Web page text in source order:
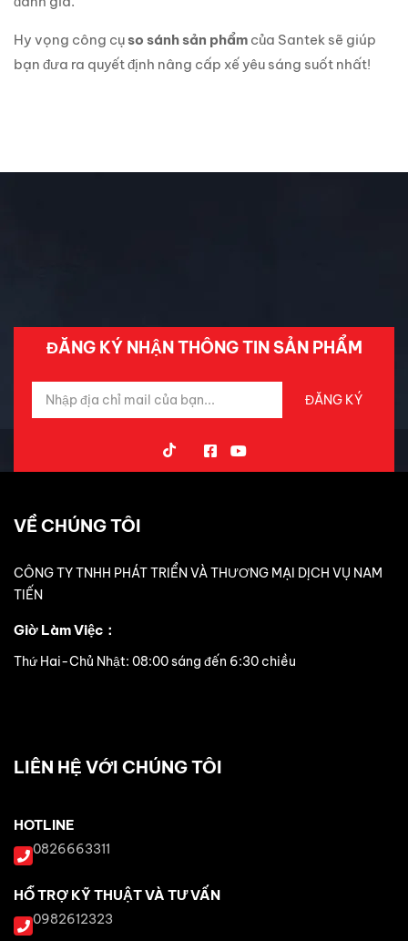
Hy vọng công cụso sánh sản phẩm của Santek sẽ giúp
bạn đưa ra quyết định nâng cấp xế yêu sáng suốt nhất!
ĐĂNG KÝ NHẬN THÔNG TIN SẢN PHẨM
VỀ CHÚNG TÔI
CÔNG TY TNHH PHÁT TRIỂN VÀ THƯƠNG MẠI DỊCH VỤ NAM
TIẾN
Giờ Làm Việc：
Thứ Hai-Chủ Nhật: 08:00 sáng đến 6:30 chiều
LIÊN HỆ VỚI CHÚNG TÔI
HOTLINE
0826663311
HỖ TRỢ KỸ THUẬT VÀ TƯ VẤN
0982612323